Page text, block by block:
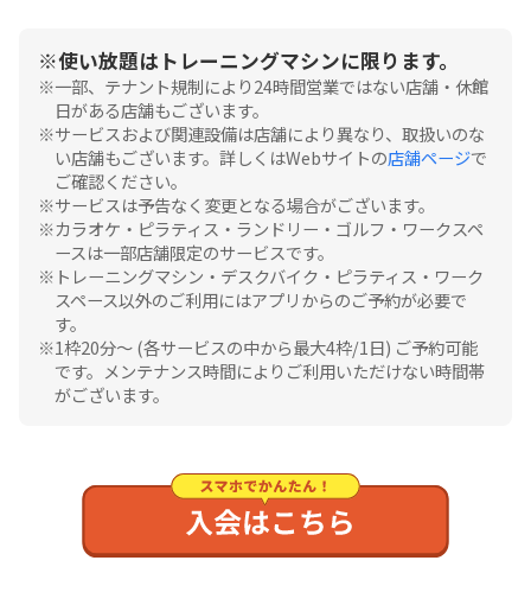
使い放題はトレーニングマシンに限ります。
一部、テナント規制により24時間営業ではない店舗・休館
日がある店舗もございます。
サービスおよび関連設備は店舗により異なり、取扱いのな
い店舗もございます。詳しくはWebサイトの店舗ページで
ご確認ください。
サービスは予告なく変更となる場合がございます。
カラオケ・ピラティス・ランドリー・ゴルフ・ワークスペ
ースは一部店舗限定のサービスです。
トレーニングマシン・デスクバイク・ピラティス・ワーク
スペース以外のご利用にはアプリからのご予約が必要で
す。
1枠20分〜 (各サービスの中から最大4枠/1日) ご予約可能
です。メンテナンス時間によりご利用いただけない時間帯
がございます。